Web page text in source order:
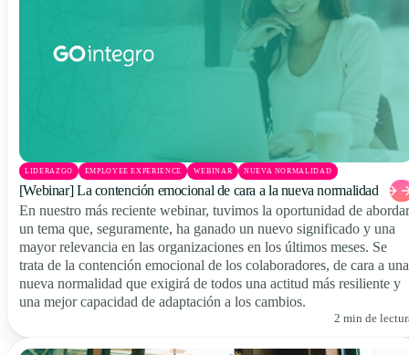
LIDERAZGO EMPLOYEE EXPERIENCE WEBINAR NUEVA NORMALIDAD
[Webinar] La contención emocional de cara a la nueva normalidad
En nuestro más reciente webinar, tuvimos la oportunidad de abordar
un tema que, seguramente, ha ganado un nuevo significado y una
mayor relevancia en las organizaciones en los últimos meses. Se
trata de la contención emocional de los colaboradores, de cara a una
nueva normalidad que exigirá de todos una actitud más resiliente y
una mejor capacidad de adaptación a los cambios.
2 min de